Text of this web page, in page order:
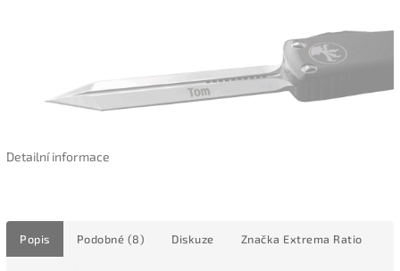
Detailní informace
Popis Podobné (8) Diskuze Značka Extrema Ratio